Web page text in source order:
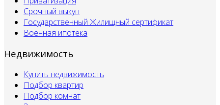
Срочный выкуп
Государственный Жилищный сертификат
Военная ипотека
Недвижимость
Купить недвижимость
Подбор квартир
Подбор комнат